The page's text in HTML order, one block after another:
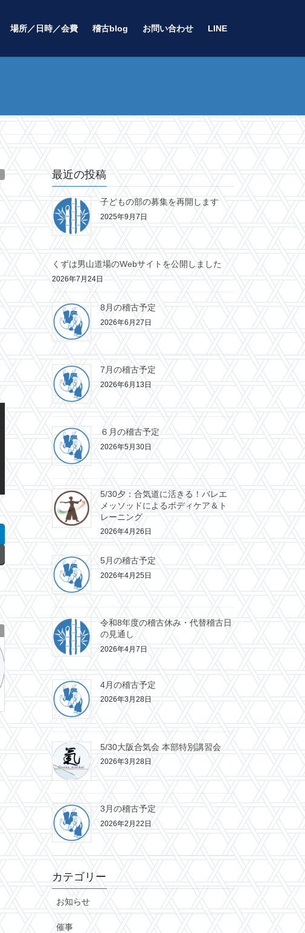
場所／日時／会費 稽古blog お問い合わせ LINE
最近の投稿
子どもの部の募集を再開します
2025年9月7日
くずは男山道場のWebサイトを公開しました
2026年7月24日
8月の稽古予定
2026年6月27日
7月の稽古予定
2026年6月13日
６月の稽古予定
2026年5月30日
5/30夕：合気道に活きる！バレエ
メッソッドによるボディケア＆ト
レーニング
2026年4月26日
5月の稽古予定
2026年4月25日
令和8年度の稽古休み・代替稽古日
の見通し
2026年4月7日
4月の稽古予定
2026年3月28日
5/30大阪合気会 本部特別講習会
2026年3月28日
3月の稽古予定
2026年2月22日
カテゴリー
お知らせ
催事